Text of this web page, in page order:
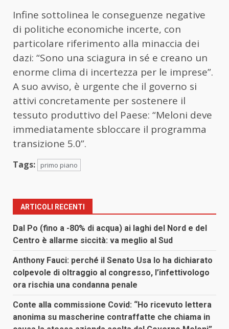
Infine sottolinea le conseguenze negative
di politiche economiche incerte, con
particolare riferimento alla minaccia dei
dazi: “Sono una sciagura in sé e creano un
enorme clima di incertezza per le imprese”.
A suo avviso, è urgente che il governo si
attivi concretamente per sostenere il
tessuto produttivo del Paese: “Meloni deve
immediatamente sbloccare il programma
transizione 5.0”.
Tags: primo piano
ARTICOLI RECENTI
Dal Po (fino a -80% di acqua) ai laghi del Nord e del
Centro è allarme siccità: va meglio al Sud
Anthony Fauci: perché il Senato Usa lo ha dichiarato
colpevole di oltraggio al congresso, l’infettivologo
ora rischia una condanna penale
Conte alla commissione Covid: “Ho ricevuto lettera
anonima su mascherine contraffatte che chiama in